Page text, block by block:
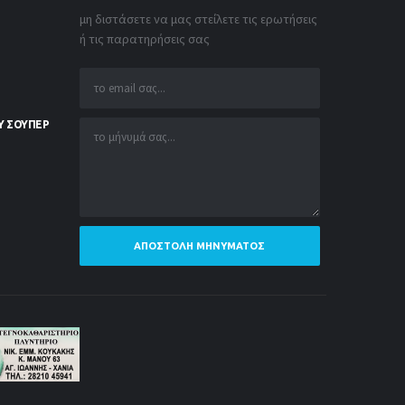
ΣΟΥΠΕΡ
μη διστάσετε να μας στείλετε τις ερωτήσεις
ή τις παρατηρήσεις σας
ΑΠΟΣΤΟΛΉ ΜΗΝΎΜΑΤΟΣ